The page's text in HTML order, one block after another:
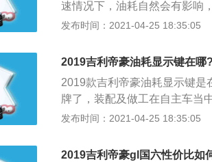
处都有科技线条的印记，让人
1米8的大个子不论是在驾驶位
速情况下，油耗自然会有影响
耗高，经济转速在2000-4000
部分额外的油耗是有驾驶员的
是不是虚标了，而是要先排除
在！另外，汽车自带的油耗表
发布时间：2021-04-25 18:35:05
2019吉利帝豪油耗显示键在哪?
2019款吉利帝豪油耗显示键是
牌了，装配及做工在自主车当
合体，一般都是些小毛病不会
产车匹配的自动挡一般都是进
发布时间：2021-04-25 18:35:05
2019吉利帝豪gl国六性价比如